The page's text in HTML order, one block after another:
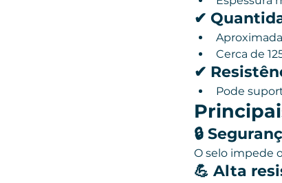
✔
Cerca de
✔
Pode
🔒
O selo impede
💪 Alta